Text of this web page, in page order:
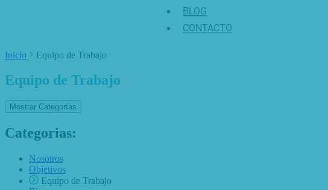
BLOG
CONTACTO
Inicio Equipo de Trabajo
Equipo de Trabajo
Mostrar Categorías
Categorias:
Nosotros
Objetivos
Equipo de Trabajo